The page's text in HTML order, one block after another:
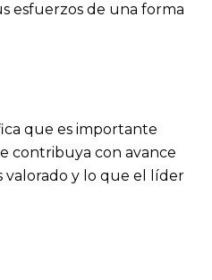
esfuerzos de una forma
que es importante
contribuya con avance
valorado y lo que el líder